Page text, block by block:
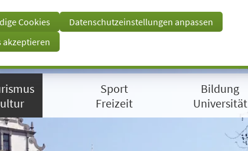
Cookies
Datenschutzeinstellungen anpassen
akzeptieren
Sport
Freizeit
Bildung
Universität